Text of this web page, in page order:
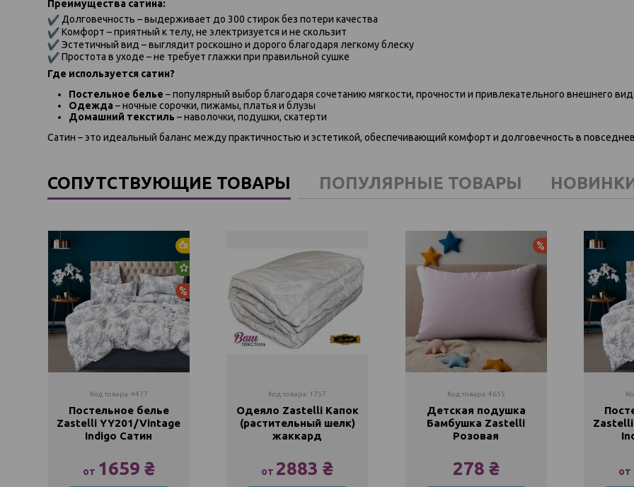
Преимущества сатина:
Долговечность – выдерживает до 300 стирок без потери качества
Комфорт – приятный к телу, не электризуется и не скользит
Эстетичный вид – выглядит роскошно и дорого благодаря легкому блеску
Простота в уходе – не требует глажки при правильной сушке
Где используется сатин?
Постельное белье – популярный выбор благодаря сочетанию мягкости, прочности и привлекательного внешнего
Одежда – ночные сорочки, пижамы, платья и блузы
Домашний текстиль – наволочки, подушки, скатерти
Сатин – это идеальный баланс между практичностью и эстетикой, обеспечивающий комфорт и долговечность в
СОПУТСТВУЮЩИЕ ТОВАРЫ ПОПУЛЯРНЫЕ ТОВАРЫ
Код товара: 4477
Постельное белье
Zastelli YY201/Vintage
Indigo Сатин
от 1659 ₴
Код товара: 1757
Одеяло Zastelli Капок
(растительный шелк)
жаккард
от 2883 ₴
Код товара: 4615
Детская подушка
Бамбушка Zastelli
Розовая
278 ₴ от